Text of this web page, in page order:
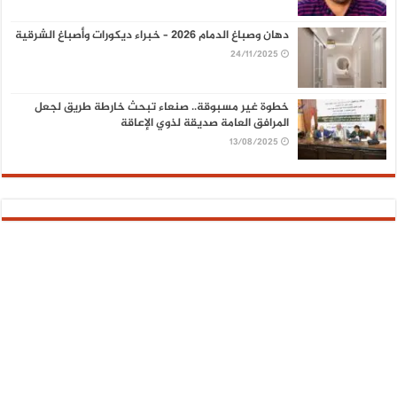
دهان وصباغ الدمام 2026 – خبراء ديكورات وأصباغ الشرقية
24/11/2025
خطوة غير مسبوقة.. صنعاء تبحث خارطة طريق لجعل
المرافق العامة صديقة لذوي الإعاقة
13/08/2025